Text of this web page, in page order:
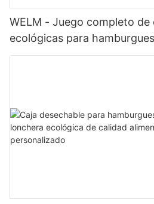
WELM - Juego completo de
ecológicas para
pollo frito para llevar de